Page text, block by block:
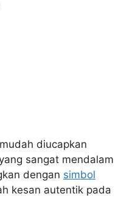
diucapkan
sangat mendalam
dengan simbol
kesan autentik pada